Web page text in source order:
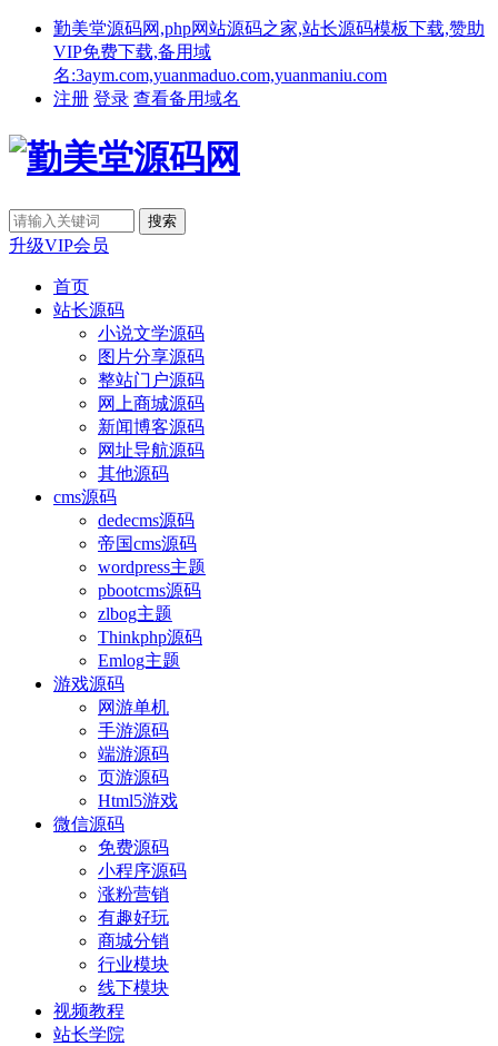
勤美堂源码网,php网站源码之家,站长源码模板下载,赞助
VIP免费下载,备用域
名:3aym.com,yuanmaduo.com,yuanmaniu.com
注册 登录 查看备用域名
升级VIP会员
首页
站长源码
小说文学源码
图片分享源码
整站门户源码
网上商城源码
新闻博客源码
网址导航源码
其他源码
cms源码
dedecms源码
帝国cms源码
wordpress主题
pbootcms源码
zlbog主题
Thinkphp源码
Emlog主题
游戏源码
网游单机
手游源码
端游源码
页游源码
Html5游戏
微信源码
免费源码
小程序源码
涨粉营销
有趣好玩
商城分销
行业模块
线下模块
视频教程
站长学院